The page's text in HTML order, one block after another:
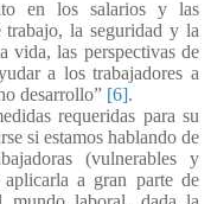
en los salarios y las
trabajo, la seguridad y la
vida, las perspectivas de
a los trabajadores a
desarrollo” [6].
requeridas para su
si estamos hablando de
(vulnerables y
aplicarla a gran parte de